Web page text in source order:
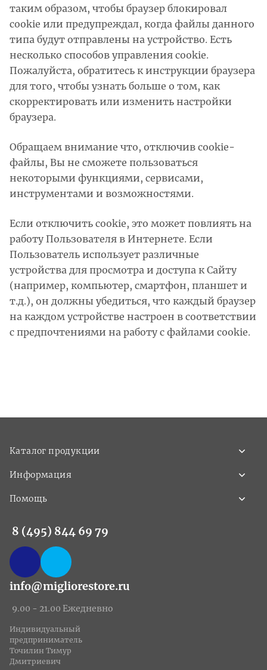
таким образом, чтобы браузер блокировал
cookie или предупреждал, когда файлы данного
типа будут отправлены на устройство. Есть
несколько способов управления cookie.
Пожалуйста, обратитесь к инструкции браузера
для того, чтобы узнать больше о том, как
скорректировать или изменить настройки
браузера.
Обращаем внимание что, отключив cookie-
файлы, Вы не сможете пользоваться
некоторыми функциями, сервисами,
инструментами и возможностями.
Если отключить cookie, это может повлиять на
работу Пользователя в Интернете. Если
Пользователь использует различные
устройства для просмотра и доступа к Сайту
(например, компьютер, смартфон, планшет и
т.д.), он должны убедиться, что каждый браузер
на каждом устройстве настроен в соответствии
с предпочтениями на работу с файлами cookie.
Каталог продукции
Информация
Помощь
8 (495) 844 69 79
info@migliorestore.ru
9.00 - 21.00 Ежедневно
Индивидуальный
предприниматель
Точилин Тимур
Дмитриевич